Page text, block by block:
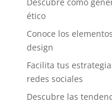
ético
Conoce los
design
Facilita tus
redes sociales
Descubre las